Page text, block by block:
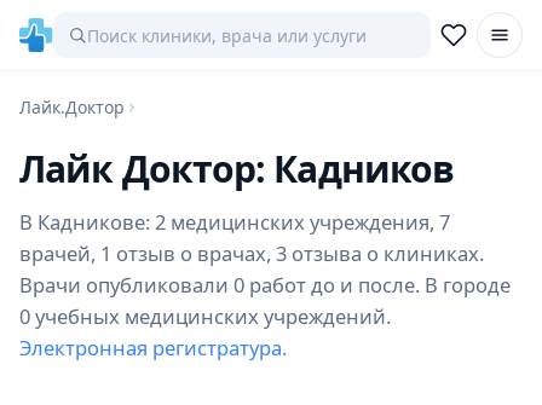
Лайк.Доктор
Лайк Доктор: Кадников
В Кадникове: 2 медицинских учреждения, 7
врачей, 1 отзыв о врачах, 3 отзыва о клиниках.
Врачи опубликовали 0 работ до и после. В городе
0 учебных медицинских учреждений.
Электронная регистратура.